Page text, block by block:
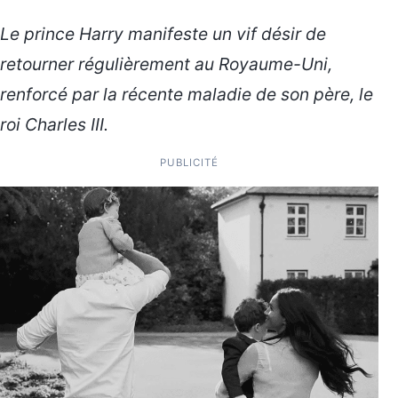
Le prince Harry manifeste un vif désir de
retourner régulièrement au Royaume-Uni,
renforcé par la récente maladie de son père, le
roi Charles III.
PUBLICITÉ